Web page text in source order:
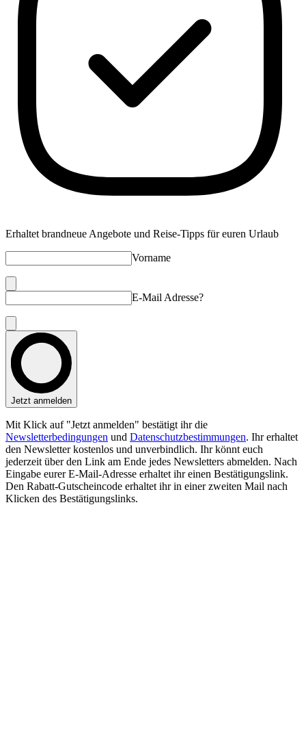
Erhaltet brandneue Angebote und Reise-Tipps für euren Urlaub
Vorname
E-Mail Adresse?
Jetzt anmelden
Mit Klick auf "Jetzt anmelden" bestätigt ihr die
Newsletterbedingungen und Datenschutzbestimmungen. Ihr erhaltet
den Newsletter kostenlos und unverbindlich. Ihr könnt euch
jederzeit über den Link am Ende jedes Newsletters abmelden. Nach
Eingabe eurer E-Mail-Adresse erhaltet ihr einen Bestätigungslink.
Den Rabatt-Gutscheincode erhaltet ihr in einer zweiten Mail nach
Klicken des Bestätigungslinks.